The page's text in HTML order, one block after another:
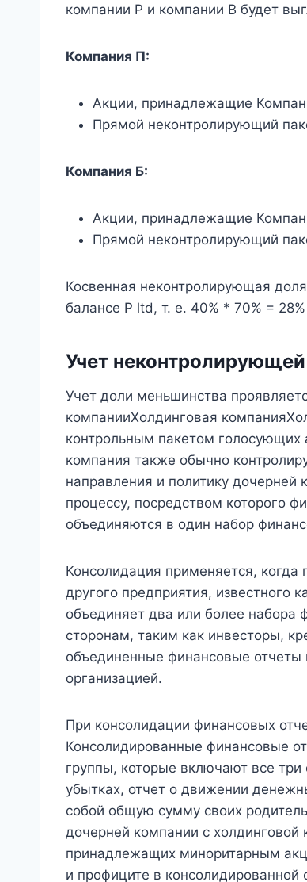
компании P и компании B будет
Компания П:
Акции, принадлежащие
Прямой неконтролирующий
Компания Б:
Акции, принадлежащие
Прямой неконтролирующий
Косвенная неконтролирующая
балансе P ltd, т. е. 40% * 70% = 28%
Учет
Учет доли меньшинства
компанииХолдинговая
контрольным пакетом голосующих
компания также обычно
направления и политику дочерней
процессу, посредством которого
объединяются в один набор
Консолидация применяется,
другого предприятия, известного
объединяет два или более набора
сторонам, таким как инвесторы,
объединенные финансовые отчеты
организацией.
При консолидации финансовых
Консолидированные финансовые
группы, которые включают все
убытках, отчет о движении
собой общую сумму своих
дочерней компании с холдинговой
принадлежащих миноритарным
и профиците в консолидированной